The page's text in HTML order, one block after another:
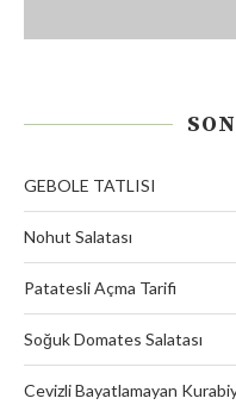
GEBOLE TATLISI
Nohut Salatası
Patatesli Açma Tarifi
Soğuk Domates Salatası
Cevizli Bayatlamayan